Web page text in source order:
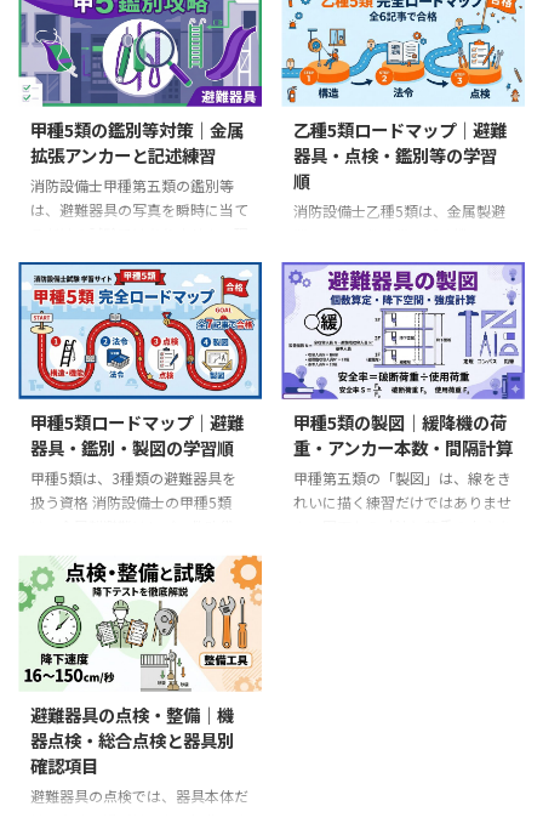
甲種5類の鑑別等対策｜金属
拡張アンカーと記述練習
消防設備士甲種第五類の鑑別等
は、避難器具の写真を瞬時に当て
在の公式公開問題では、金属拡張
アンカーボルトの図から、呼び径
とスリーブの長さに当たる部分を
識別します。 つまり、器具本体
に加えて、部品、取付け具、固定
部、材料、図面上の寸法まで学ぶ
必要があります。この記事では、
公式に確認できる試験構成と公開
問題を出発点に、名称・位置・役
割・条件を記述する練習法を整理
します。 先に結論 「写真を3秒で
た基準は、消防試験研究セン ...
乙種5類ロードマップ｜避難
器具・点検・鑑別等の学習
順
消防設備士乙種5類は、金属製避
て、整備と点検を行うための資格
です。受験資格はなく、誰でも受
験できます。 この記事では、公
式の試験科目を基準に、避難器具
の全体像 → 構造・機能 → 機械の
基礎 → 法令 → 整備・点検 → 鑑
別等の順で学ぶロードマップを示
します。固定の学習時間や根拠の
ない出題頻度ではなく、各段階で
「図や器具を見て説明できる状
態」を目標に進めます。 先に確
甲種5類ロードマップ｜避難
器具・鑑別・製図の学習順
甲種5類は、3種類の避難器具を
扱う資格 消防設備士の甲種5類
緩降機の工事、整備、点検に関わ
る資格です。甲種には受験資格が
必要で、乙種5類とは異なり実技
試験に製図2問が含まれます。 一
方、消防法施行令第25条の適応
表には、すべり台、避難橋、避難
ロープなどを含む8種類の避難器
具が登場します。「第五類の工事
整備対象設備等は3種類」「設置
義務や適応表では8種類を確認す
る」と分けて学ぶことが大切で
甲種5類の製図｜緩降機の荷
重・アンカー本数・間隔計算
甲種第五類の「製図」は、線をき
れいに描く練習だけではありませ
避難器具の点検・整備｜機
器点検・総合点検と器具別
確認項目
避難器具の点検では、器具本体だ